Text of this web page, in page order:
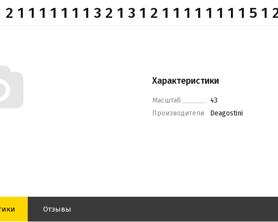
1 1 1 1 1 1 1 3 2 1 3 1 2 1 1 1 1 1 1 1 1 5 1
Характеристики
Масштаб
43
Производители
Deagostini
Отзывы